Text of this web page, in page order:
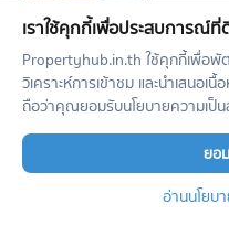
เช่าคอนโด ไอดีโอ สุขุมวิท 93
คลองเตย กรุงเทพฯ CX-
ตอบทันที ทีมงานมืออาชีพ ✅
1 ห้องนอน
เราใช้คุกกี้เพื่อประสบการณ์
Propertyhub.in.th ใช้คุกกี้เพื่อ
วิเคราะห์การเข้าชม และนำเสนอ
ถือว่าคุณยอมรับนโยบายความเป็น
ยอ
อ่านนโยบ